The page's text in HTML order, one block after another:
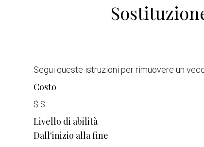
Segui queste istruzioni per rimuovere un
Costo
$ $
Livello di abilità
Dall'inizio alla fine